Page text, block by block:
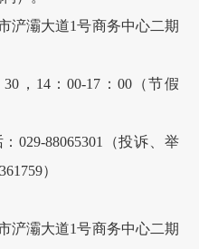
浐灞大道1号商务中心二期
30 ， 14：00-17 ： 00（节假
：029-88065301（投诉、举
）
浐灞大道1号商务中心二期